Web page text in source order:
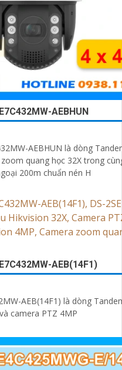
AEBHUN
AEBHUN là dòng
quang học 32X trong
200m chuẩn nén H
AEB(14F1)
AEB(14F1) là dòng
camera PTZ 4MP